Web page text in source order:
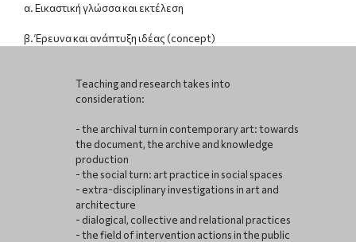
α. Εικαστική γλώσσα και εκτέλεση
β. Έρευνα και ανάπτυξη ιδέας (concept)
Teaching and research takes into
consideration:
- the archival turn in contemporary art: towards
the document, the archive and knowledge
production
- the social turn: art practice in social spaces
- extra-disciplinary investigations in art and
architecture
- dialogical, collective and relational practices
- the field of intervention actions in the public